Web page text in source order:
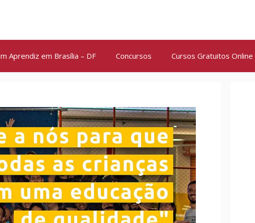
Aprendiz em Brasília – DF Concursos Cursos Gratuitos Online